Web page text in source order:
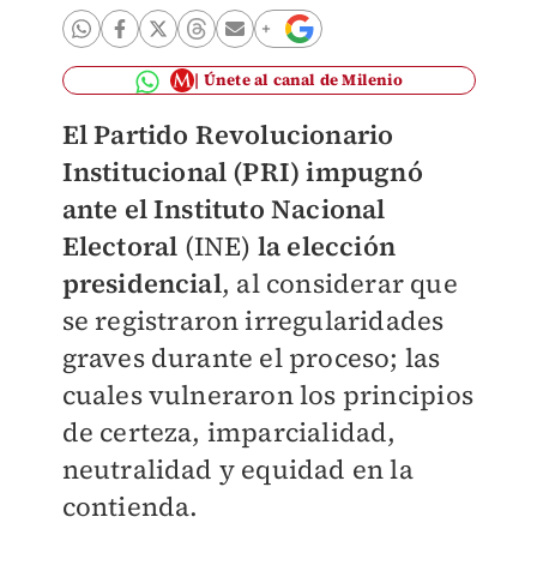
Únete al canal de Milenio
El Partido Revolucionario
Institucional (PRI) impugnó
ante el Instituto Nacional
Electoral (INE) la elección
presidencial, al considerar que
se registraron irregularidades
graves durante el proceso; las
cuales vulneraron los principios
de certeza, imparcialidad,
neutralidad y equidad en la
contienda.